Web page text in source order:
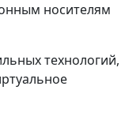
носителям
технологий,